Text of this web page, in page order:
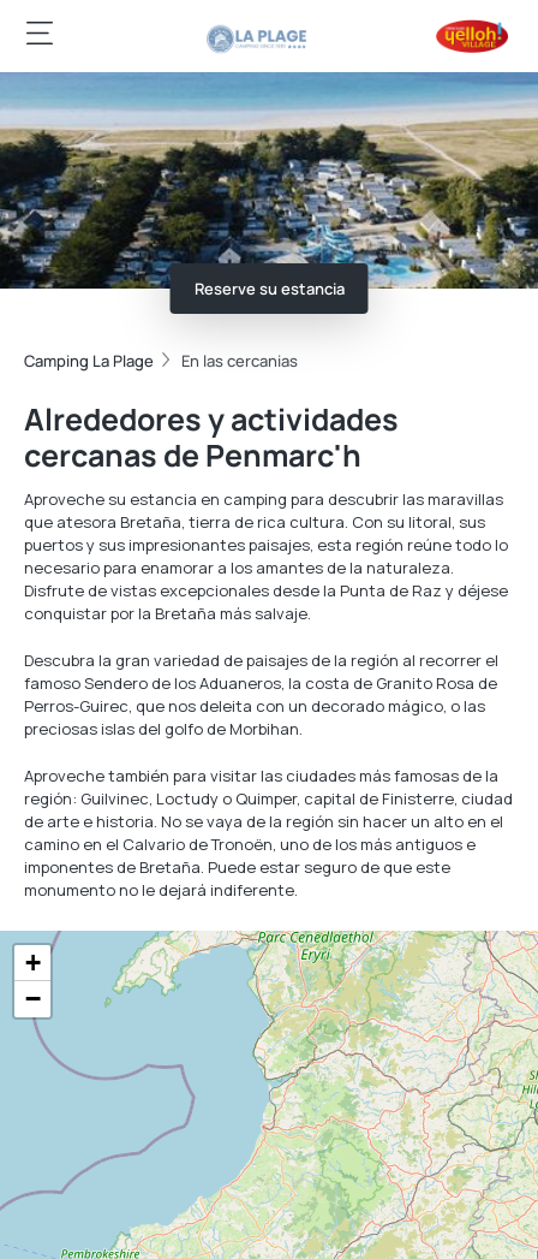
Reserve su estancia
Camping La Plage En las cercanias
Alrededores y actividades
cercanas de Penmarc'h
Aproveche su estancia en camping para descubrir las maravillas
que atesora Bretaña, tierra de rica cultura. Con su litoral, sus
puertos y sus impresionantes paisajes, esta región reúne todo lo
necesario para enamorar a los amantes de la naturaleza.
Disfrute de vistas excepcionales desde la Punta de Raz y déjese
conquistar por la Bretaña más salvaje.
Descubra la gran variedad de paisajes de la región al recorrer el
famoso Sendero de los Aduaneros, la costa de Granito Rosa de
Perros-Guirec, que nos deleita con un decorado mágico, o las
preciosas islas del golfo de Morbihan.
Aproveche también para visitar las ciudades más famosas de la
región: Guilvinec, Loctudy o Quimper, capital de Finisterre, ciudad
de arte e historia. No se vaya de la región sin hacer un alto en el
camino en el Calvario de Tronoën, uno de los más antiguos e
imponentes de Bretaña. Puede estar seguro de que este
monumento no le dejará indiferente.
+
−